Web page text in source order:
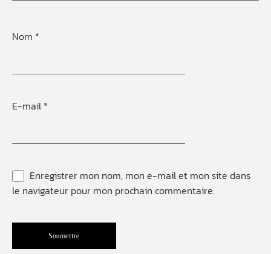
Nom *
E-mail *
Enregistrer mon nom, mon e-mail et mon site dans
le navigateur pour mon prochain commentaire.